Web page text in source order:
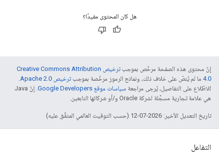
هل كان المحتوى مفيدًا؟
إنّ محتوى هذه الصفحة مرخّص بموجب
ترخيص Creative Commons Attribution
4.0‏ ما لم يُنصّ على خلاف ذلك، ونماذج الرموز مرخّصة بموجبترخيص Apache 2.0‏
.
للاطّلاع على التفاصيل، يُرجى مراجعة سياسات موقع Google Developers‏
. إنّ Java
هي علامة تجارية مسجَّلة لشركة Oracle و/أو شركائها التابعين.
تاريخ التعديل الأخير: 2026-07-12 (حسب التوقيت العالمي المتفَّق عليه)
التفاعل